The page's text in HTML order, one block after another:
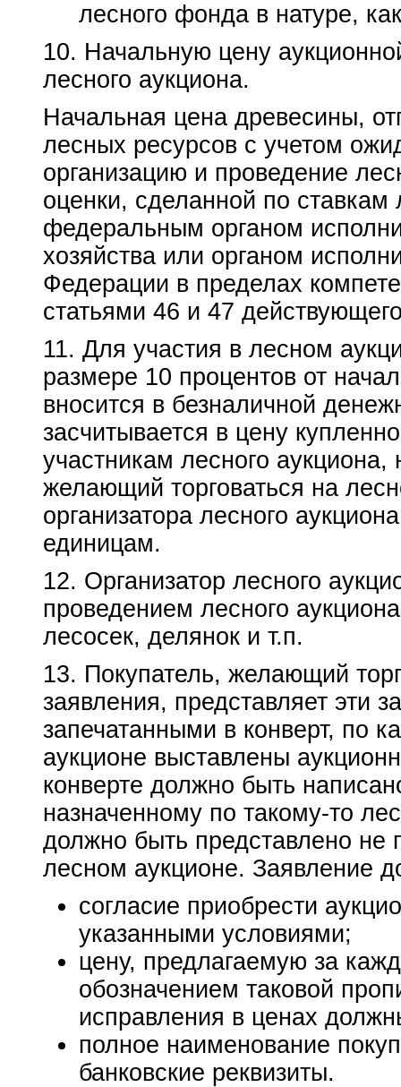
лесного фонда в натуре,
10. Начальную цену
лесного аукциона.
Начальная цена древесины,
лесных ресурсов с учетом
организацию и проведение
оценки, сделанной по
федеральным органом
хозяйства или органом
Федерации в пределах
статьями 46 и 47
11. Для участия в лесном
размере 10 процентов от
вносится в безналичной
засчитывается в цену
участникам лесного
желающий торговаться на
организатора лесного
единицам.
12. Организатор лесного
проведением лесного
лесосек, делянок и т.п.
13. Покупатель, желающий
заявления, представляет эти
запечатанными в конверт, по
аукционе выставлены
конверте должно быть
назначенному по такому-то
должно быть представлено не
лесном аукционе. Заявление
согласие приобрести
указанными условиями;
цену, предлагаемую за
обозначением таковой
исправления в ценах
полное наименование
банковские реквизиты.